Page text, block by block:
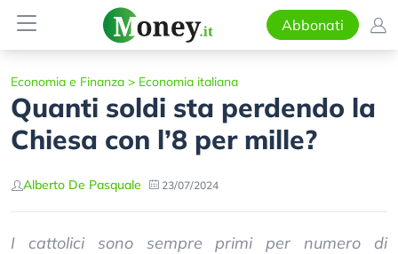
Abbonati
Economia e Finanza > Economia italiana
Quanti soldi sta perdendo la
Chiesa con l’8 per mille?
Alberto De Pasquale 23/07/2024
I cattolici sono sempre primi per numero di